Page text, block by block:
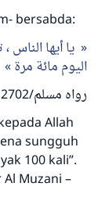
bersabda:
يا أيها الناس
اليوم مائة مرة
رواه مسلم/2702 من حديث الأغر المزني رضي الله عنه
Allah
sungguh
100 kali”.
Muzani –